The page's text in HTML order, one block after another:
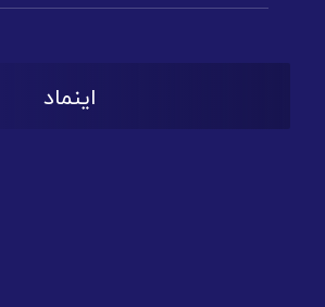
اینماد